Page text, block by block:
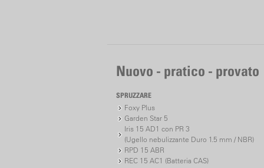
Nuovo - pratico - provato
SPRUZZARE
Foxy Plus
Garden Star 5
Iris 15 AD1 con PR 3
(Ugello nebulizzante Duro 1.5 mm / NBR)
RPD 15 ABR
REC 15 AC1 (Batteria CAS)